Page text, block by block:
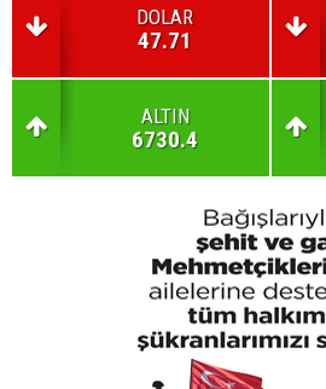
DOLAR
47.71
ALTIN
6730.4